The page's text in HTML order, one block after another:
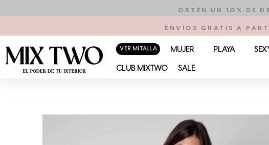
contenido
OBTÉN UN 10% DE
ENVÍOS GRATIS A
VER MI TALLA MUJER PLAYA
CLUB MIXTWO SALE